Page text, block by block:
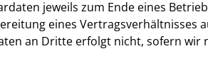
jeweils zum Ende eines
eines Vertragsverhältnisses
an Dritte erfolgt nicht, sofern wir